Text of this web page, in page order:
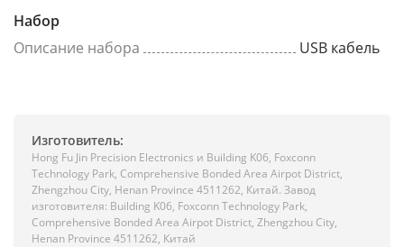
Набор
Описание набора
USB кабель
Изготовитель:
Hong Fu Jin Precision Electronics и Building K06, Foxconn
Technology Park, Comprehensive Bonded Area Airpot District,
Zhengzhou City, Henan Province 4511262, Китай. Завод
изготовителя: Building K06, Foxconn Technology Park,
Comprehensive Bonded Area Airpot District, Zhengzhou City,
Henan Province 4511262, Китай